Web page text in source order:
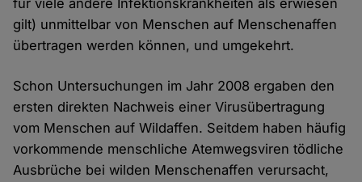
für viele andere Infektionskrankheiten als erwiesen
gilt) unmittelbar von Menschen auf Menschenaffen
übertragen werden können, und umgekehrt.
Schon Untersuchungen im Jahr 2008 ergaben den
ersten direkten Nachweis einer Virusübertragung
vom Menschen auf Wildaffen. Seitdem haben häufig
vorkommende menschliche Atemwegsviren tödliche
Ausbrüche bei wilden Menschenaffen verursacht,